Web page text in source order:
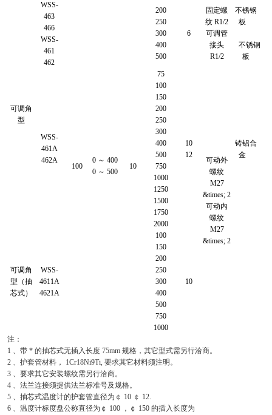
可调角
型
WSS-
463
466
100
0 ～ 400
0 ～ 500
10
200
250
300
400
500
6
固定螺
纹 R1/2
可调管
接头
R1/2
不锈钢
板
WSS-
461
462
不锈钢
板
WSS-
461A
462A
75
100
150
200
250
300
400
500
750
1000
1250
1500
1750
2000
10
12
可动外
螺纹
M27
&times; 2
可动内
螺纹
M27
&times; 2
铸铝合
金
可调角
型（抽
芯式）
WSS-
4611A
4621A
100
150
200
250
300
400
500
750
1000
10
注：
1 、带 * 的抽芯式无插入长度 75mm 规格，其它型式需另行洽商。
2 、护套管材料， 1Cr18Ni9Ti, 要求其它材料须注明。
3 、要求其它安装螺纹需另行洽商。
4 、法兰连接须提供法兰标准号及规格。
5 、抽芯式温度计的护套管直径为￠ 10 ￠ 12.
6 、温度计标度盘公称直径为￠ 100 ，￠ 150 的插入长度为